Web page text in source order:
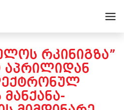
ᲠᲙᲘᲜᲘᲒᲖᲐ”
ᲐᲞᲠᲘᲚᲘᲓᲐᲜ